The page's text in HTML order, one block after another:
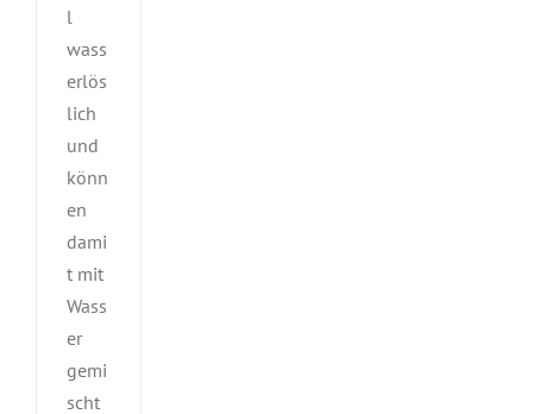
l
wass
erlös
lich
und
könn
en
dami
t mit
Wass
er
gemi
scht